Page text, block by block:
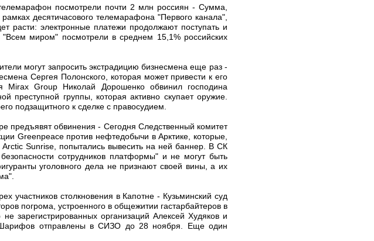
посмотрели почти 2 млн россиян - Сумма,
десятичасового телемарафона "Первого канала",
расти: электронные платежи продолжают поступать и
миром" посмотрели в среднем 15,1% российских
могут запросить экстрадицию бизнесмена еще раз -
Сергея Полонского, которая может привести к его
Mirax Group Николай Дорошенко обвинил господина
преступной группы, которая активно скупает оружие.
подзащитного к сделке с правосудием.
предъявят обвинения - Сегодня Следственный комитет
Greenpeace против нефтедобычи в Арктике, которые,
Sunrise, попытались вывесить на ней баннер. В СК
сотрудников платформы" и не могут быть
уголовного дела не признают своей вины, а их
участников столкновения в Капотне - Кузьминский суд
погрома, устроенного в общежитии гастарбайтеров в
зарегистрированных организаций Алексей Худяков и
Шарифов отправлены в СИЗО до 28 ноября. Еще один